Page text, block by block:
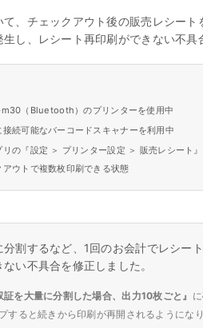
、チェックアウト後の販売レシー
し、レシート再印刷ができない不具
（Bluetooth）のプリンターを使用中
接続可能なバーコードスキャナーを利用中
リの『設定 ＞ プリンター設定 ＞ 販売レシート
アウトで複数枚印刷できる状態
割するなど、1回のお会計でレシー
い不具合を修正しました。
証を大量に分割した場合、出力10枚ごと』
すると続きから印刷が再開されるようにな